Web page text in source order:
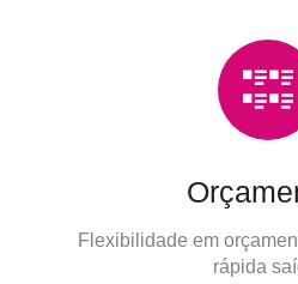
Flexibilidade em
rápida